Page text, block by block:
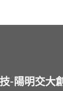
-陽明交大